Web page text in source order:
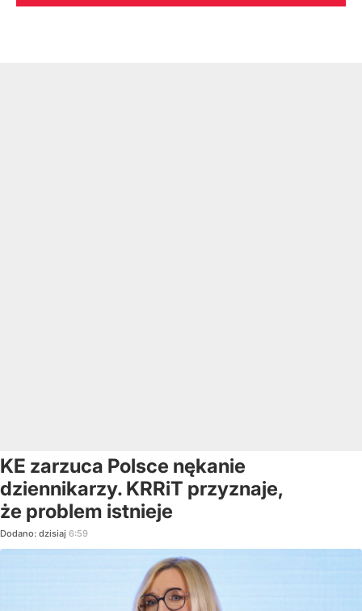
KE zarzuca Polsce nękanie
dziennikarzy. KRRiT przyznaje,
że problem istnieje
Dodano: dzisiaj 6:59